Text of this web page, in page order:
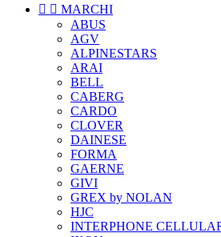
  MARCHI
ABUS
AGV
ALPINESTARS
ARAI
BELL
CABERG
CARDO
CLOVER
DAINESE
FORMA
GAERNE
GIVI
GREX by NOLAN
HJC
INTERPHONE